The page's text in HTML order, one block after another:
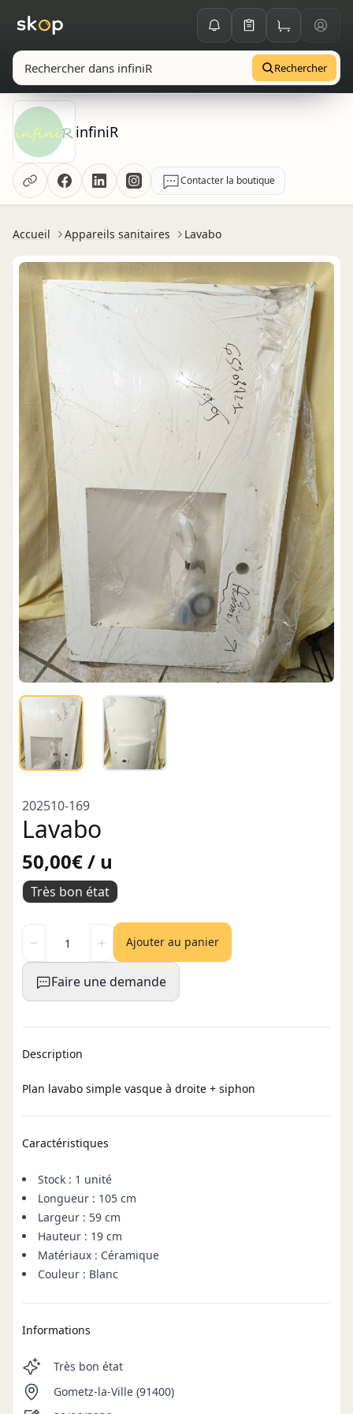
Rechercher
infiniR
Contacter la boutique
Accueil Appareils sanitaires Lavabo
202510-169
Lavabo
50,00€ / u
Très bon état
Ajouter au panier
Faire une demande
Description
Plan lavabo simple vasque à droite + siphon
Caractéristiques
Stock : 1 unité
Longueur : 105 cm
Largeur : 59 cm
Hauteur : 19 cm
Matériaux : Céramique
Couleur : Blanc
Informations
Très bon état
Gometz-la-Ville (91400)